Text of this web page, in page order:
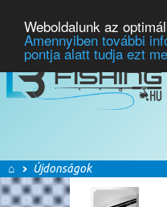
Weboldalunk az
Amennyiben további
pontja alatt tudja ezt
⌂ Újdonságok